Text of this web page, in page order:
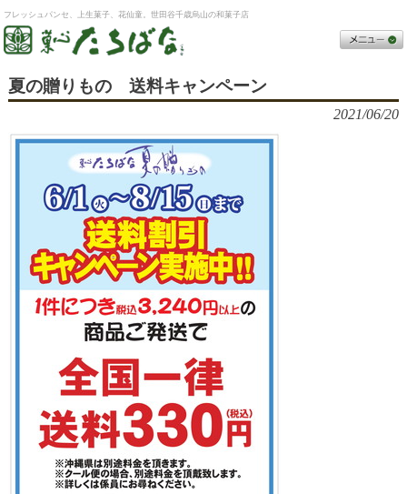
フレッシュパンセ、上生菓子、花仙童。世田谷千歳烏山の和菓子店
夏の贈りもの 送料キャンペーン
2021/06/20